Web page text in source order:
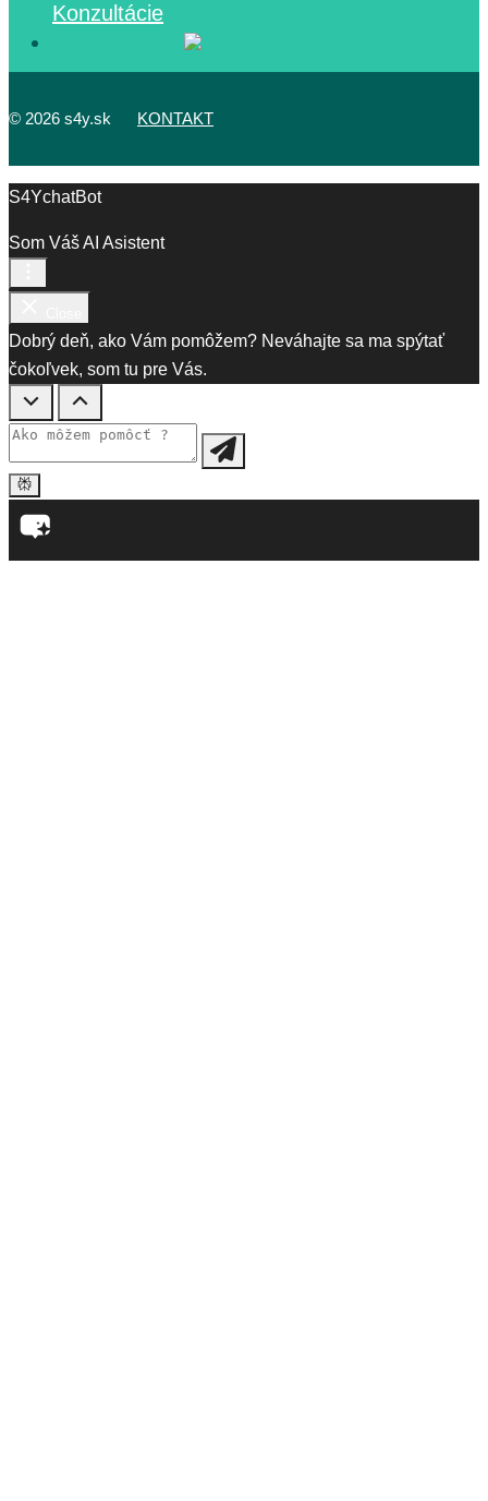
Konzultácie
© 2026 s4y.sk KONTAKT
S4YchatBot
Som Váš AI Asistent
Dobrý deň, ako Vám pomôžem? Neváhajte sa ma spýtať
čokoľvek, som tu pre Vás.